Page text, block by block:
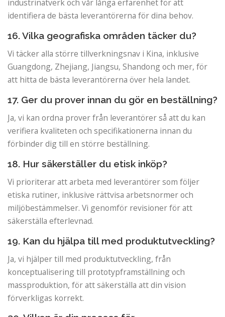
industrinätverk och vår långa erfarenhet för att
identifiera de bästa leverantörerna för dina behov.
16. Vilka geografiska områden täcker du?
Vi täcker alla större tillverkningsnav i Kina, inklusive
Guangdong, Zhejiang, Jiangsu, Shandong och mer, för
att hitta de bästa leverantörerna över hela landet.
17. Ger du prover innan du gör en beställning?
Ja, vi kan ordna prover från leverantörer så att du kan
verifiera kvaliteten och specifikationerna innan du
förbinder dig till en större beställning.
18. Hur säkerställer du etisk inköp?
Vi prioriterar att arbeta med leverantörer som följer
etiska rutiner, inklusive rättvisa arbetsnormer och
miljöbestämmelser. Vi genomför revisioner för att
säkerställa efterlevnad.
19. Kan du hjälpa till med produktutveckling?
Ja, vi hjälper till med produktutveckling, från
konceptualisering till prototypframställning och
massproduktion, för att säkerställa att din vision
förverkligas korrekt.